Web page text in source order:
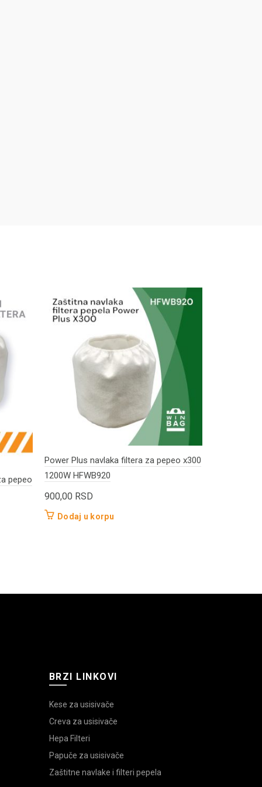
pepeo
Power Plus navlaka filtera za pepeo x300
1200W HFWB920
900,00 RSD
Dodaj u korpu
BRZI LINKOVI
Kese za usisivače
Creva za usisivače
Hepa Filteri
Papuče za usisivače
Zaštitne navlake i filteri pepela